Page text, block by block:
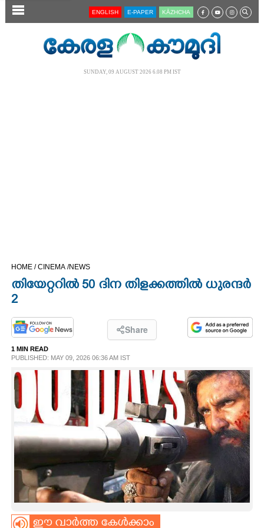
SECTIONS
LIFESTYLE
SPIRITUAL
INFO+
ART
ASTRO
ENGLISH E-PAPER KĀZHCHA
SUNDAY, 09 AUGUST 2026 6.08 PM IST
HOME /CINEMA /NEWS
തിയേറ്ററിൽ 50 ദിന തിളക്കത്തിൽ ധുരന്ദ‌ർ
2
Share
1 MIN READ
PUBLISHED: MAY 09, 2026 06:36 AM IST
ഈ വാർത്ത കേൾക്കാം